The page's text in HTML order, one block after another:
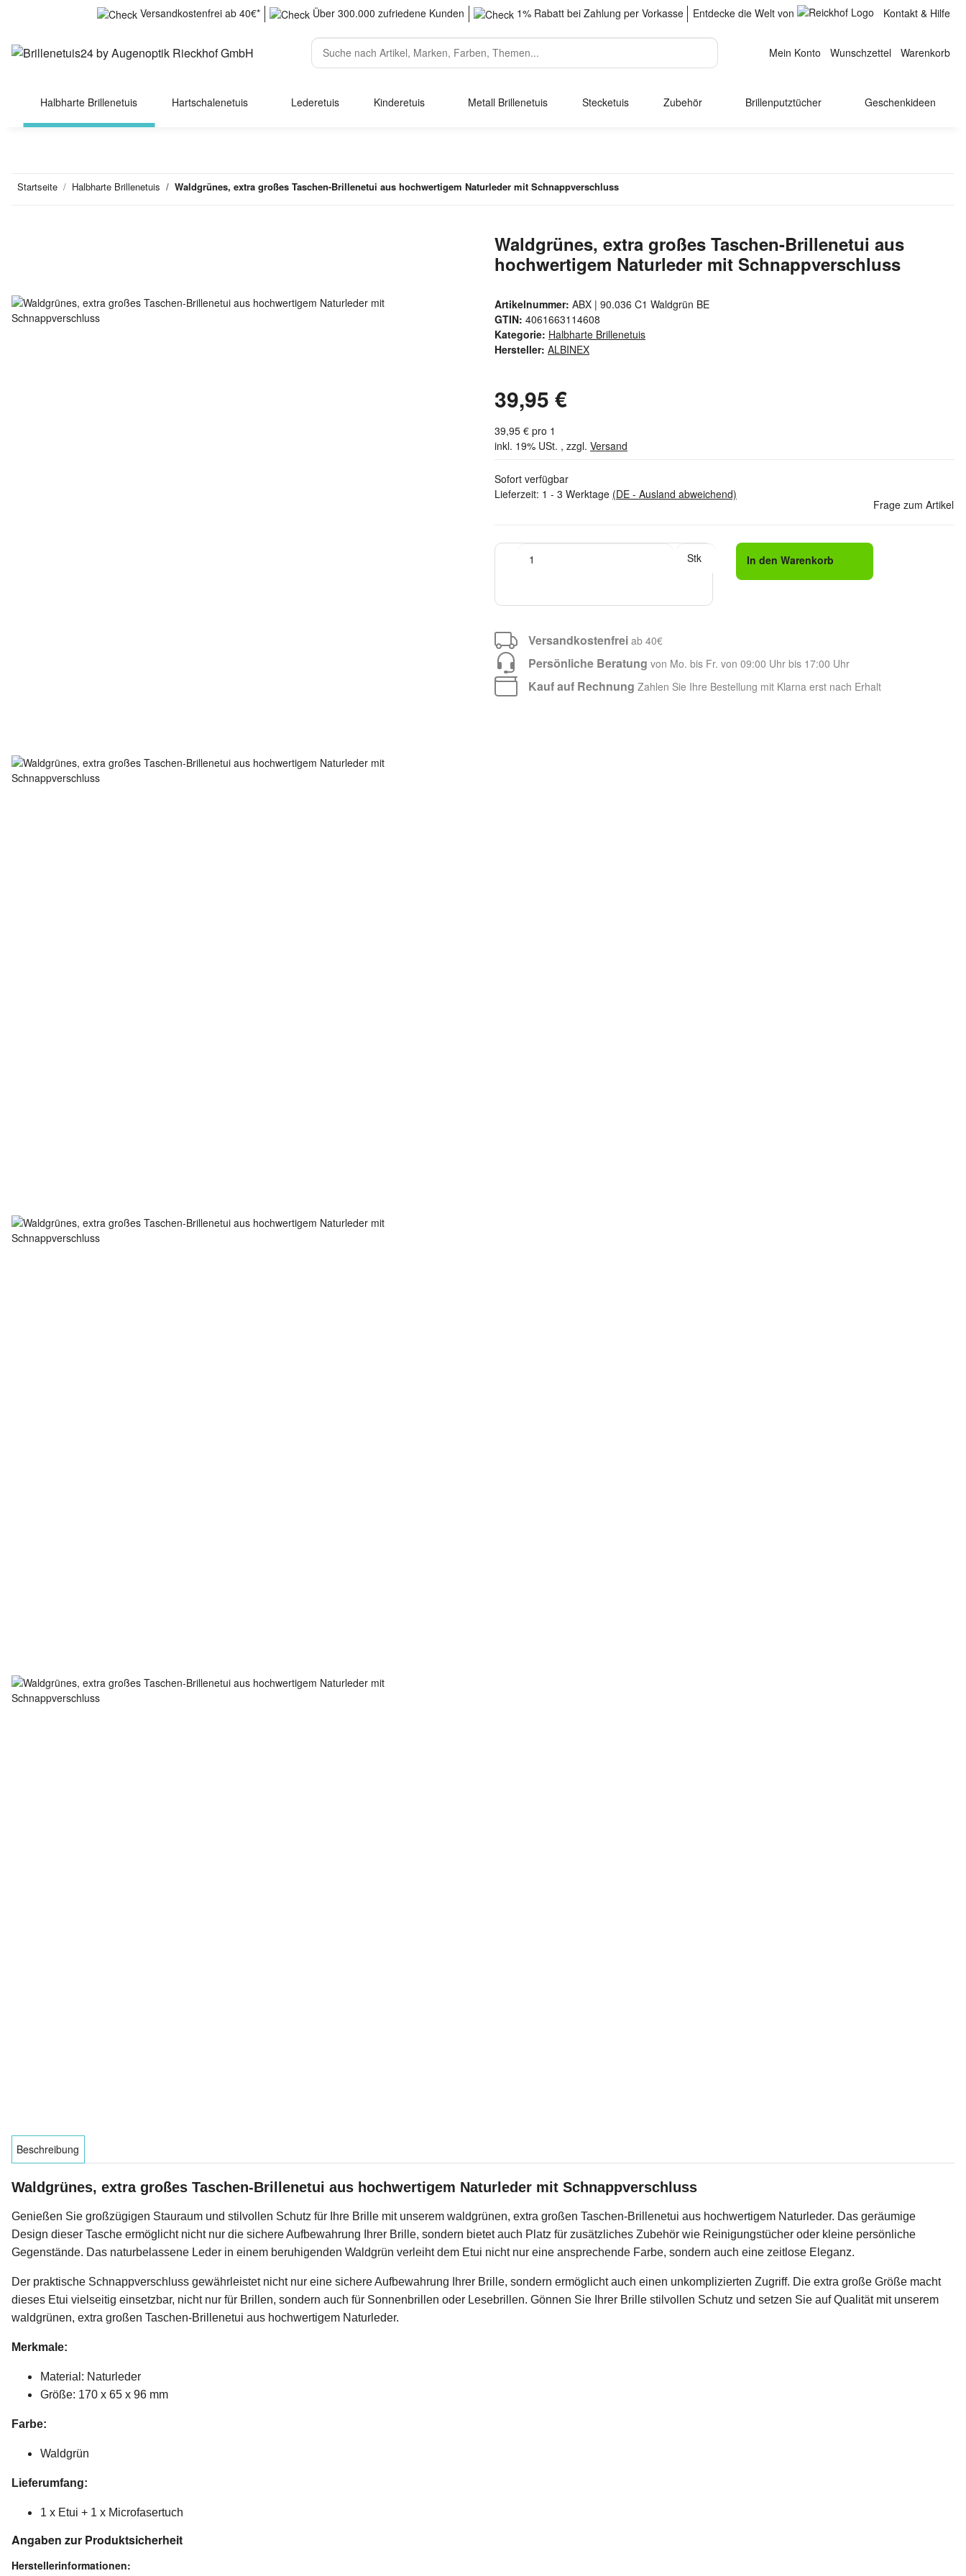
Kontakt & Hilfe
Versandkostenfrei ab 40€* Über 300.000 zufriedene Kunden 1% Rabatt bei Zahlung per Vorkasse Entdecke die Welt von
Mein Konto Wunschzettel Warenkorb
Halbharte Brillenetuis Hartschalenetuis Lederetuis Kinderetuis Metall Brillenetuis Stecketuis Zubehör Brillenputztücher Geschenkideen
Startseite Halbharte Brillenetuis Waldgrünes, extra großes Taschen-Brillenetui aus hochwertigem Naturleder mit Schnappverschluss
Waldgrünes, extra großes Taschen-Brillenetui aus
hochwertigem Naturleder mit Schnappverschluss
Artikelnummer: ABX | 90.036 C1 Waldgrün BE
GTIN: 4061663114608
Kategorie: Halbharte Brillenetuis
Hersteller: ALBINEX
39,95 €
39,95 € pro 1
inkl. 19% USt. , zzgl. Versand
Sofort verfügbar
Lieferzeit: 1 - 3 Werktage (DE - Ausland abweichend)
Frage zum Artikel
Stk In den Warenkorb
Versandkostenfrei ab 40€
Persönliche Beratung von Mo. bis Fr. von 09:00 Uhr bis 17:00 Uhr
Kauf auf Rechnung Zahlen Sie Ihre Bestellung mit Klarna erst nach Erhalt
Beschreibung
Waldgrünes, extra großes Taschen-Brillenetui aus hochwertigem Naturleder mit Schnappverschluss
Genießen Sie großzügigen Stauraum und stilvollen Schutz für Ihre Brille mit unserem waldgrünen, extra großen Taschen-Brillenetui aus hochwertigem Naturleder. Das geräumige
Design dieser Tasche ermöglicht nicht nur die sichere Aufbewahrung Ihrer Brille, sondern bietet auch Platz für zusätzliches Zubehör wie Reinigungstücher oder kleine persönliche
Gegenstände. Das naturbelassene Leder in einem beruhigenden Waldgrün verleiht dem Etui nicht nur eine ansprechende Farbe, sondern auch eine zeitlose Eleganz.
Der praktische Schnappverschluss gewährleistet nicht nur eine sichere Aufbewahrung Ihrer Brille, sondern ermöglicht auch einen unkomplizierten Zugriff. Die extra große Größe macht
dieses Etui vielseitig einsetzbar, nicht nur für Brillen, sondern auch für Sonnenbrillen oder Lesebrillen. Gönnen Sie Ihrer Brille stilvollen Schutz und setzen Sie auf Qualität mit unserem
waldgrünen, extra großen Taschen-Brillenetui aus hochwertigem Naturleder.
Merkmale:
Material: Naturleder
Größe: 170 x 65 x 96 mm
Farbe:
Waldgrün
Lieferumfang:
1 x Etui + 1 x Microfasertuch
Angaben zur Produktsicherheit
Herstellerinformationen: